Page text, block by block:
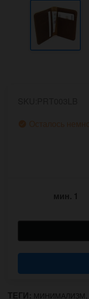
мин. 1
ТЕГИ: МИНИМАЛИЗМ ,